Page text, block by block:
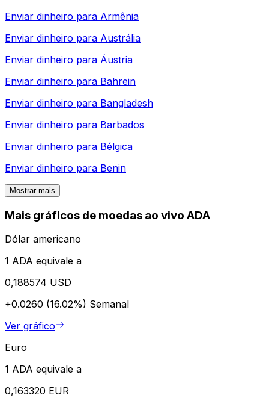
Enviar dinheiro para Armênia
Enviar dinheiro para Austrália
Enviar dinheiro para Áustria
Enviar dinheiro para Bahrein
Enviar dinheiro para Bangladesh
Enviar dinheiro para Barbados
Enviar dinheiro para Bélgica
Enviar dinheiro para Benin
Mostrar mais
Mais gráficos de moedas ao vivo ADA
Dólar americano
1 ADA equivale a
0,188574 USD
+0.0260 (16.02%) Semanal
Ver gráfico
Euro
1 ADA equivale a
0,163320 EUR